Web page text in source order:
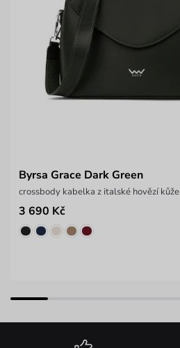
Byrsa Grace Dark Green
crossbody kabelka z italské hovězí kůže
3 690 Kč